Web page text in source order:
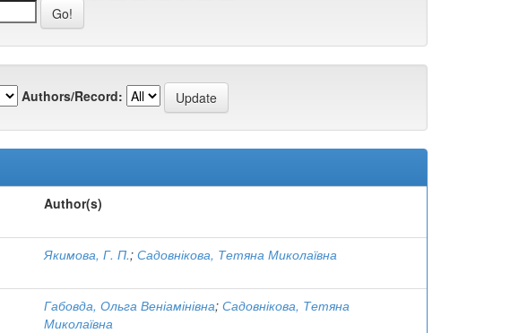
Authors/Record:
Author(s)
Якимова, Г. П.; Садовнікова, Тетяна Миколаївна
Габовда, Ольга Веніамінівна; Садовнікова, Тетяна
Миколаївна